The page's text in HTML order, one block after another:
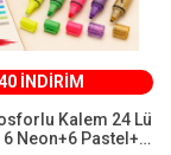
İNDİRİM
Kalem 24 Lü
Neon+6 Pastel+6